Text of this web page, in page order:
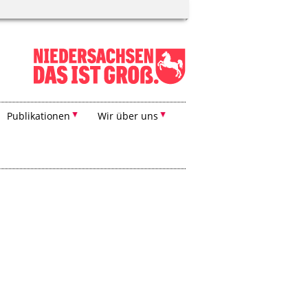
Publikationen Wir über uns